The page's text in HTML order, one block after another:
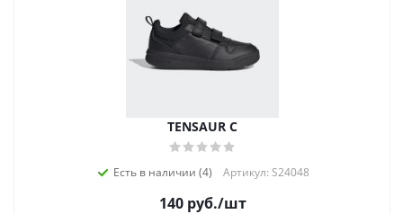
TENSAUR C
Есть в наличии (4) Артикул: S24048
140руб./шт